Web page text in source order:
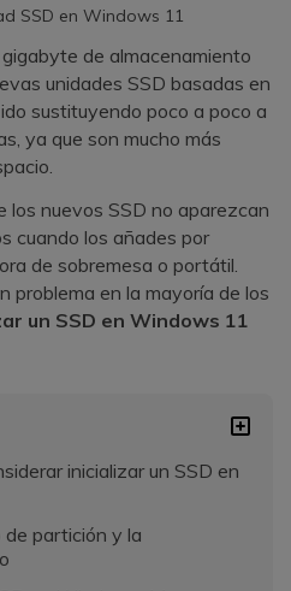
SSD en Windows 11
de almacenamiento
unidades SSD basadas en
sustituyendo poco a poco a
ya que son mucho más
los nuevos SSD no aparezcan
cuando los añades por
de sobremesa o portátil.
problema en la mayoría de los
un SSD en Windows 11
inicializar un SSD en
de partición y la